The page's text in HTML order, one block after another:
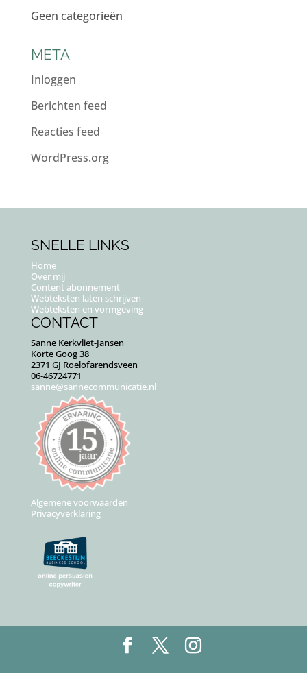
Geen categorieën
META
Inloggen
Berichten feed
Reacties feed
WordPress.org
SNELLE LINKS
Home
Over mij
Content abonnement
Webteksten laten schrijven
Webteksten en vormgeving
CONTACT
Sanne Kerkvliet-Jansen
Korte Goog 38
2371 GJ Roelofarendsveen
06-46724771
sanne@sannecommunicatie.nl
Algemene voorwaarden
Privacyverklaring